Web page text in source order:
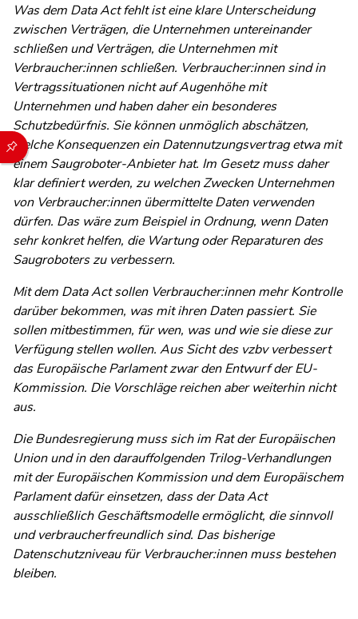
Durch die folgenden Buttons können Sie direkt auf einen
Was dem Data Act fehlt ist eine klare Unterscheidung
zwischen Verträgen, die Unternehmen untereinander
schließen und Verträgen, die Unternehmen mit
Verbraucher:innen schließen. Verbraucher:innen sind in
Vertragssituationen nicht auf Augenhöhe mit
Unternehmen und haben daher ein besonderes
Schutzbedürfnis. Sie können unmöglich abschätzen,
welche Konsequenzen ein Datennutzungsvertrag etwa mit
einem Saugroboter-Anbieter hat. Im Gesetz muss daher
klar definiert werden, zu welchen Zwecken Unternehmen
von Verbraucher:innen übermittelte Daten verwenden
dürfen. Das wäre zum Beispiel in Ordnung, wenn Daten
sehr konkret helfen, die Wartung oder Reparaturen des
Saugroboters zu verbessern.
Mit dem Data Act sollen Verbraucher:innen mehr Kontrolle
darüber bekommen, was mit ihren Daten passiert. Sie
sollen mitbestimmen, für wen, was und wie sie diese zur
Verfügung stellen wollen. Aus Sicht des vzbv verbessert
das Europäische Parlament zwar den Entwurf der EU-
Kommission. Die Vorschläge reichen aber weiterhin nicht
aus.
Die Bundesregierung muss sich im Rat der Europäischen
Union und in den darauffolgenden Trilog-Verhandlungen
mit der Europäischen Kommission und dem Europäischem
Parlament dafür einsetzen, dass der Data Act
ausschließlich Geschäftsmodelle ermöglicht, die sinnvoll
und verbraucherfreundlich sind. Das bisherige
Datenschutzniveau für Verbraucher:innen muss bestehen
bleiben.